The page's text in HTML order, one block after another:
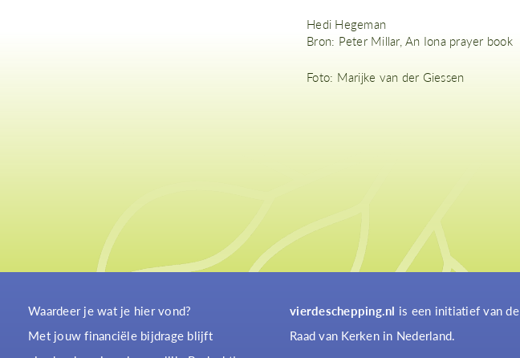
Hedi Hegeman
Bron: Peter Millar, An Iona prayer book
Foto: Marijke van der Giessen
Waardeer je wat je hier vond?
Met jouw financiële bijdrage blijft
vierdeschepping.nl is een initiatief van de
Raad van Kerken in Nederland.